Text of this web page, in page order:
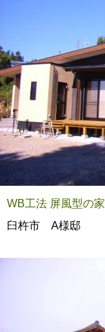
WB工法 屏風型の家
臼杵市 A様邸